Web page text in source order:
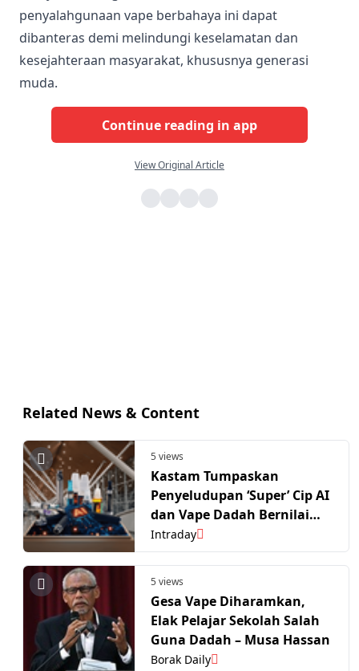
penyalahgunaan vape berbahaya ini dapat
dibanteras demi melindungi keselamatan dan
kesejahteraan masyarakat, khususnya generasi
muda.
Continue reading in app
View Original Article
Related News & Content
5 views
Kastam Tumpaskan
Penyeludupan ‘Super’ Cip AI
dan Vape Dadah Bernilai
RM54.11 Juta Di KLIA
Intraday
5 views
Gesa Vape Diharamkan,
Elak Pelajar Sekolah Salah
Guna Dadah – Musa Hassan
Borak Daily